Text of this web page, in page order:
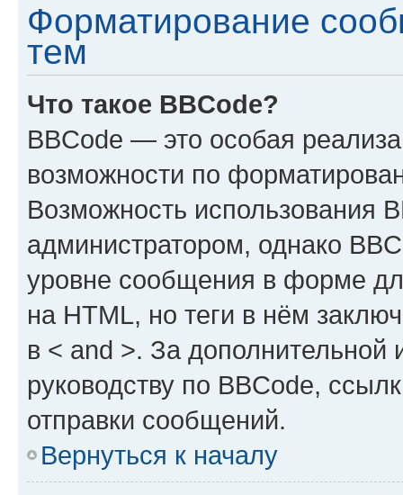
Форматирование
тем
Что такое BBCode?
BBCode — это особая
возможности по
Возможность использования
администратором, однако
уровне сообщения в форме
на HTML, но теги в нём
в < and >. За
руководству по BBCode,
отправки сообщений.
Вернуться к началу